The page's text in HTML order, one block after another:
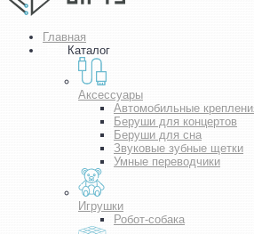
Главная
Каталог
Аксессуары
Автомобильные
Беруши для концертов
Беруши для сна
Звуковые зубные щетки
Умные переводчики
Игрушки
Робот-собака